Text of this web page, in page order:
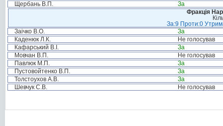
Щербань В.П.
За
Фракція
За:9 Проти:0
Заічко В.О.
За
Каденюк Л.К.
Не голосував
Кафарський В.І.
За
Мовчан В.П.
Не голосував
Павлюк М.П.
За
Пустовойтенко В.П.
За
Толстоухов А.В.
За
Шевчук С.В.
Не голосував